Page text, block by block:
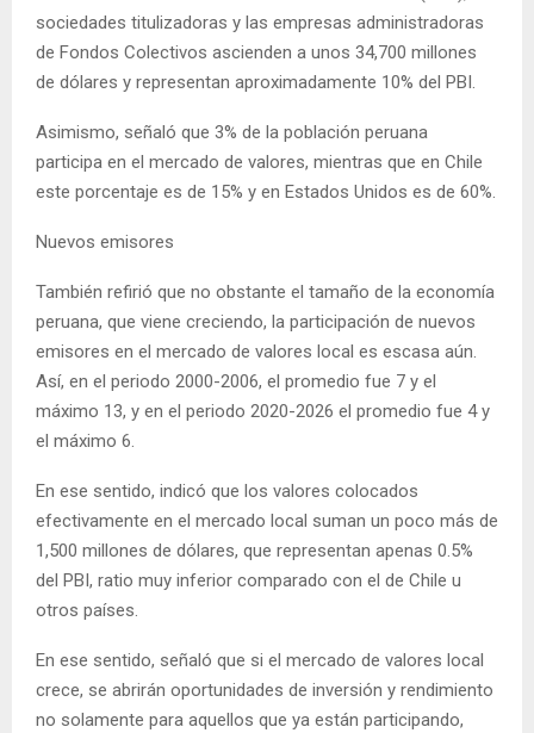
sociedades titulizadoras y las empresas administradoras
de Fondos Colectivos ascienden a unos 34,700 millones
de dólares y representan aproximadamente 10% del PBI.
Asimismo, señaló que 3% de la población peruana
participa en el mercado de valores, mientras que en Chile
este porcentaje es de 15% y en Estados Unidos es de 60%.
Nuevos emisores
También refirió que no obstante el tamaño de la economía
peruana, que viene creciendo, la participación de nuevos
emisores en el mercado de valores local es escasa aún.
Así, en el periodo 2000-2006, el promedio fue 7 y el
máximo 13, y en el periodo 2020-2026 el promedio fue 4 y
el máximo 6.
En ese sentido, indicó que los valores colocados
efectivamente en el mercado local suman un poco más de
1,500 millones de dólares, que representan apenas 0.5%
del PBI, ratio muy inferior comparado con el de Chile u
otros países.
En ese sentido, señaló que si el mercado de valores local
crece, se abrirán oportunidades de inversión y rendimiento
no solamente para aquellos que ya están participando,